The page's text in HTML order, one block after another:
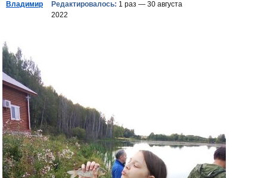
Владимир
Редактировалось: 1 раз — 30 августа
2022